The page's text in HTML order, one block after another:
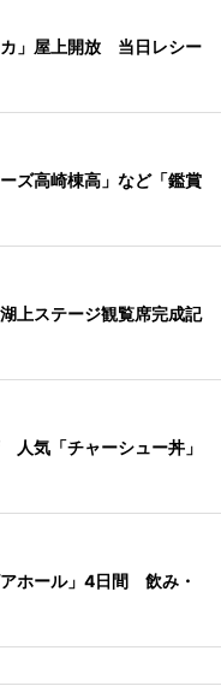
」屋上開放 当日レシー
ズ高崎棟高」など「鑑賞
上ステージ観覧席完成記
気「チャーシュー丼」
ホール」4日間 飲み・